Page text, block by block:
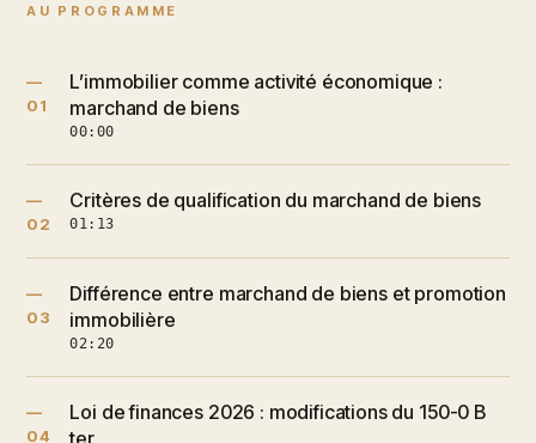
AU PROGRAMME
—
01
L’immobilier comme activité économique :
marchand de biens
00:00
—
02
Critères de qualification du marchand de biens
01:13
—
03
Différence entre marchand de biens et promotion
immobilière
02:20
—
04
Loi de finances 2026 : modifications du 150-0 B
ter